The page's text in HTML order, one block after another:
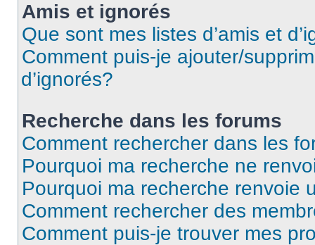
Amis et ignorés
Que sont mes listes d’amis et
Comment puis-je ajouter/
d’ignorés?
Recherche dans les forums
Comment rechercher dans les
Pourquoi ma recherche ne
Pourquoi ma recherche renvoie
Comment rechercher des
Comment puis-je trouver mes